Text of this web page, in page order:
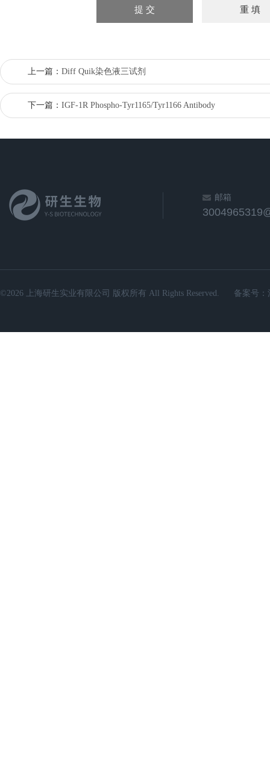
上一篇： Diff Quik染色液三试剂
下一篇： IGF-1R Phospho-Tyr1165/Tyr1166 Antibody
邮箱
©2026 上海研生实业有限公司 版权所有 All Rights Reserved. 备案号：